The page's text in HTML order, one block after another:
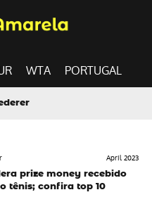
WTA PORTUGAL
April 2023
prize money recebido
tênis; confira top 10